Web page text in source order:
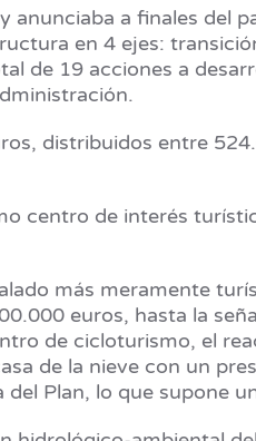
a finales del
en 4 ejes:
de 19 acciones a
distribuidos entre
centro de interés
más meramente
euros, hasta la
de cicloturismo, el
de la nieve con un
Plan, lo que supone